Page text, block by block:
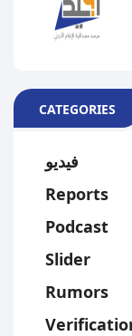
CATEGORIES
فيديو
Reports
Podcast
Slider
Rumors